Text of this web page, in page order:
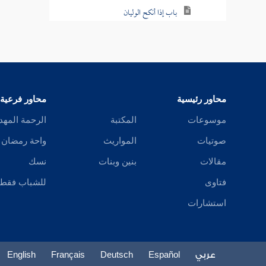
باب إذا أنكح الوليان
باب قلة المهر
قال
محاور رئيسية
موسوعات
صوتيات
مقالات
فتاوى
استشارات
المكتبة
المواريث
بنين وبنات
محاور فرعية
الرحمة
واحة رمضان
نسك
للشباب فقط
عربي Español
Deutsch
Français
English